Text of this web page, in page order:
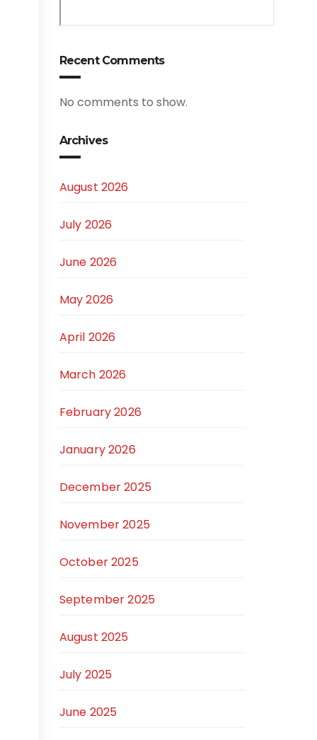
Recent Comments
No comments to show.
Archives
August 2026
July 2026
June 2026
May 2026
April 2026
March 2026
February 2026
January 2026
December 2025
November 2025
October 2025
September 2025
August 2025
July 2025
June 2025